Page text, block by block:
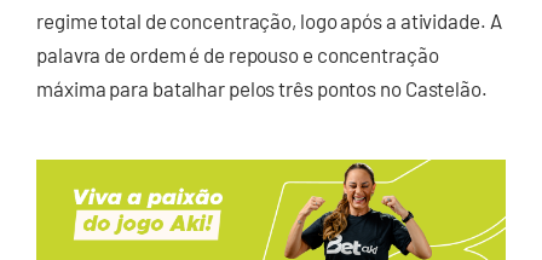
regime total de concentração, logo após a atividade. A
palavra de ordem é de repouso e concentração
máxima para batalhar pelos três pontos no Castelão.